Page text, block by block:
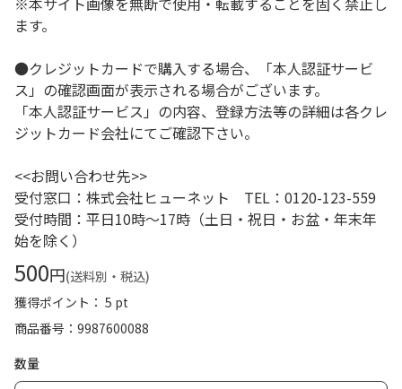
ます。
●クレジットカードで購入する場合、「本人認証サービ
ス」の確認画面が表示される場合がございます。
「本人認証サービス」の内容、登録方法等の詳細は各クレ
ジットカード会社にてご確認下さい。
<<お問い合わせ先>>
受付窓口：株式会社ヒューネット TEL：0120-123-559
受付時間：平日10時～17時（土日・祝日・お盆・年末年
始を除く）
500円(送料別・税込)
獲得ポイント： 5 pt
商品番号
9987600088
数量